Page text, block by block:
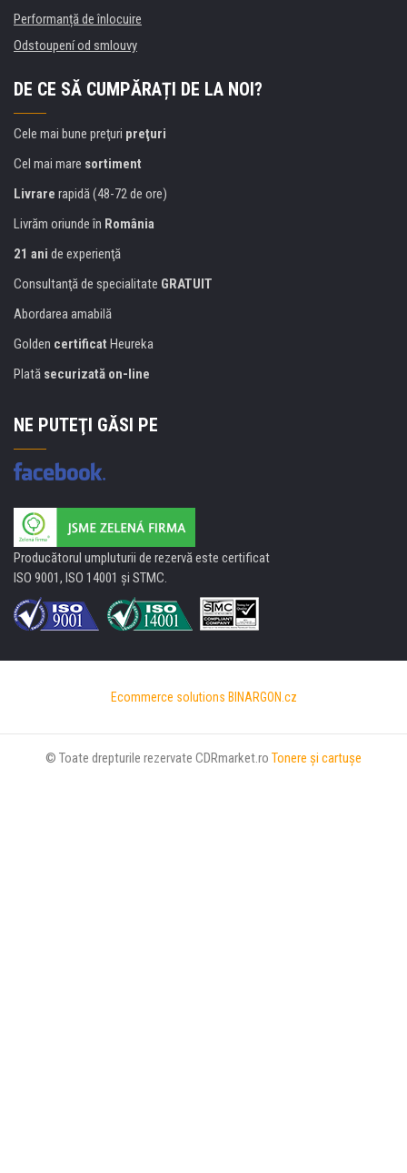
Performanță de înlocuire
Odstoupení od smlouvy
DE CE SĂ CUMPĂRAȚI DE LA NOI?
Cele mai bune preţuri preţuri
Cel mai mare sortiment
Livrare rapidă (48-72 de ore)
Livrăm oriunde în România
21 ani de experienţă
Consultanţă de specialitate GRATUIT
Abordarea amabilă
Golden certificat Heureka
Plată securizată on-line
NE PUTEŢI GĂSI PE
Producătorul umpluturii de rezervă este certificat
ISO 9001, ISO 14001 şi STMC.
Ecommerce solutions BINARGON.cz
© Toate drepturile rezervate CDRmarket.ro Tonere şi cartuşe